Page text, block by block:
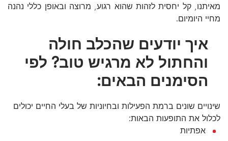
מאיתנו, קל יחסית לזהות שהוא רגוע, מרוצה ובאופן כללי נהנה
מחיי היומיום.
איך יודעים שהכלב חולה
והחתול לא מרגיש טוב? לפי
הסימנים הבאים:
שינויים שונים ברמת הפעילות ובחיוניות של בעלי החיים יכולים
לכלול את התופעות הבאות:
אפתיות